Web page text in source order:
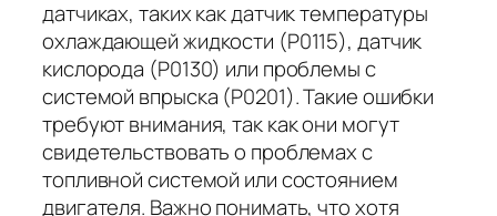
датчиках, таких как датчик температуры
охлаждающей жидкости (P0115), датчик
кислорода (P0130) или проблемы с
системой впрыска (P0201). Такие ошибки
требуют внимания, так как они могут
свидетельствовать о проблемах с
топливной системой или состоянием
двигателя. Важно понимать, что хотя